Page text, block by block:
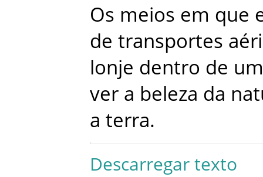
Os meios em que
de transportes
lonje dentro de um
ver a beleza da
a terra.
Descarregar texto